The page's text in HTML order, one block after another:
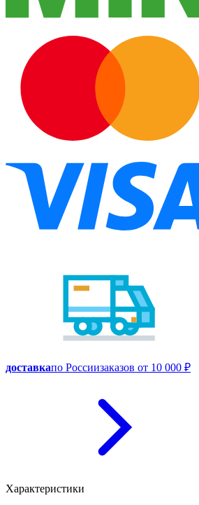
доставкапо Россиизаказов от 10 000 ₽
Характеристики